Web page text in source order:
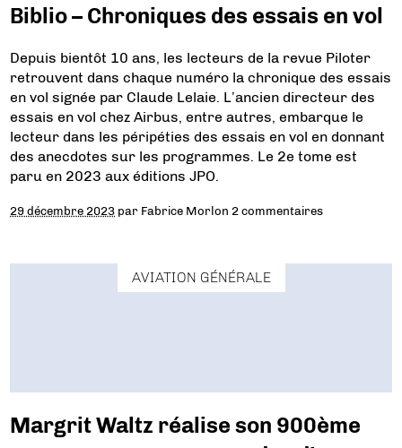
Biblio – Chroniques des essais en vol
Depuis bientôt 10 ans, les lecteurs de la revue Piloter
retrouvent dans chaque numéro la chronique des essais
en vol signée par Claude Lelaie. L’ancien directeur des
essais en vol chez Airbus, entre autres, embarque le
lecteur dans les péripéties des essais en vol en donnant
des anecdotes sur les programmes. Le 2e tome est
paru en 2023 aux éditions JPO.
29 décembre 2023 par Fabrice Morlon 2 commentaires
AVIATION GÉNÉRALE
Margrit Waltz réalise son 900ème